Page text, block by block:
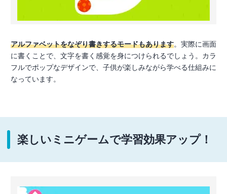
アルファベットをなぞり書きするモードもあります。実際に画面
に書くことで、文字を書く感覚を身につけられるでしょう。カラ
フルでポップなデザインで、子供が楽しみながら学べる仕組みに
なっています。
楽しいミニゲームで学習効果アップ！